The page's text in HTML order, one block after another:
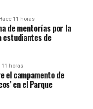
Hace 11 horas
de mentorías por la
estudiantes de
11 horas
el campamento de
en el Parque